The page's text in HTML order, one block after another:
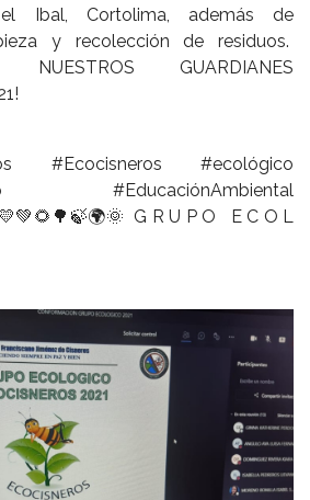
Ibal, Cortolima, además de
y recolección de residuos.
NUESTROS GUARDIANES
#Ecocisneros #ecológico
#EducaciónAmbiental
G R U P O E C O L